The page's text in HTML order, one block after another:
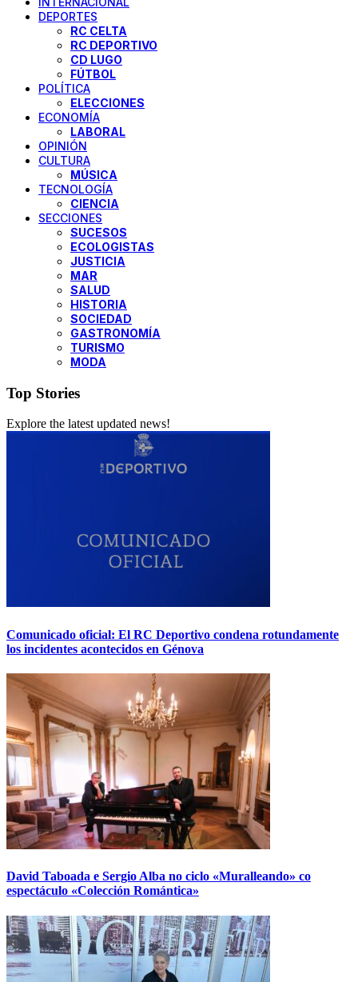
DEPORTES
RC CELTA
RC DEPORTIVO
CD LUGO
FÚTBOL
POLÍTICA
ELECCIONES
ECONOMÍA
LABORAL
OPINIÓN
CULTURA
MÚSICA
TECNOLOGÍA
CIENCIA
SECCIONES
SUCESOS
ECOLOGISTAS
JUSTICIA
MAR
SALUD
HISTORIA
SOCIEDAD
GASTRONOMÍA
TURISMO
MODA
Top Stories
Explore the latest updated news!
Comunicado oficial: El RC Deportivo condena rotundamente
los incidentes acontecidos en Génova
David Taboada e Sergio Alba no ciclo «Muralleando» co
espectáculo «Colección Romántica»